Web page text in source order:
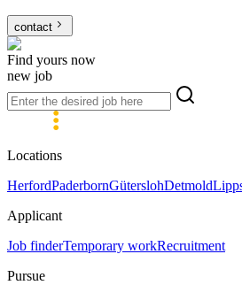
contact
Find yours now
new job
Locations
HerfordPaderbornGüterslohDetmold
Applicant
Job finderTemporary workRecruitment
Pursue